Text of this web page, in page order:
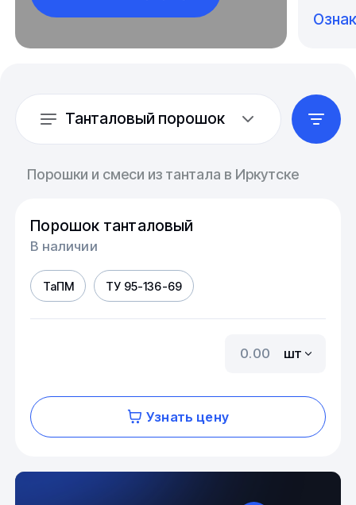
Танталовый порошок
Порошки и смеси из тантала в Иркутске
Порошок танталовый
В наличии
ТаПМ ТУ 95-136-69
шт
Узнать цену